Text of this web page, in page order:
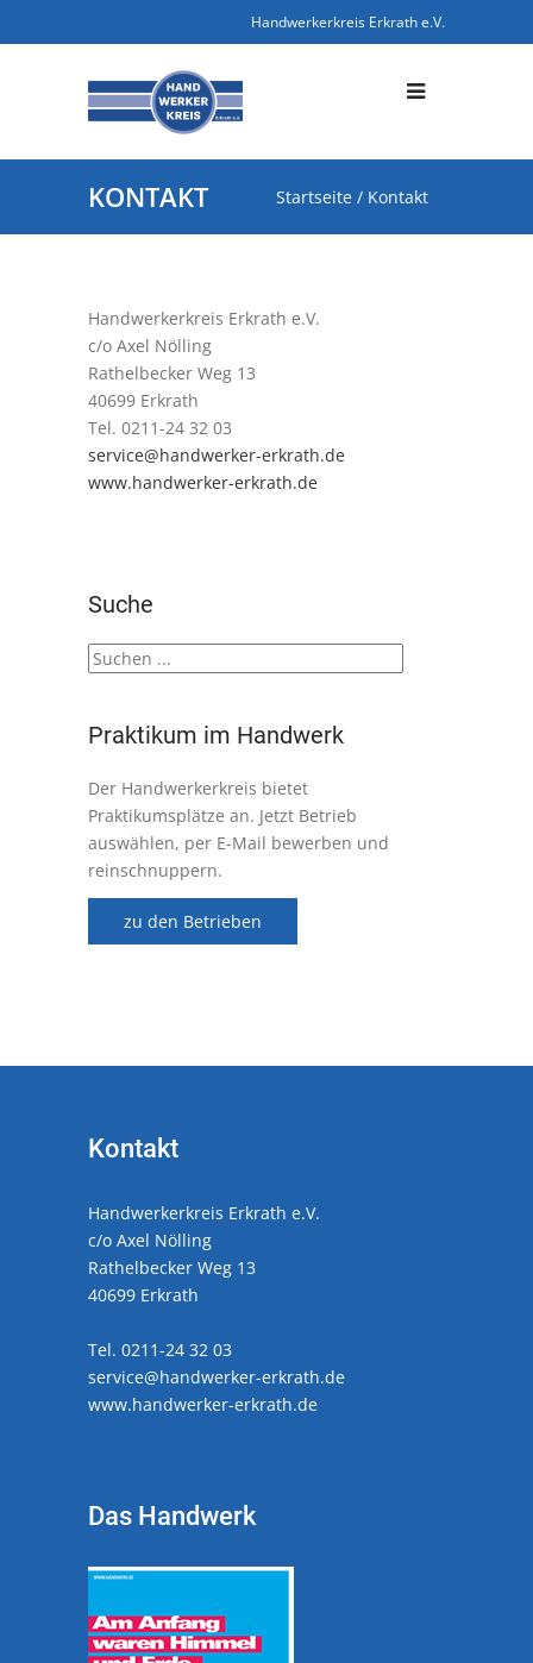
Handwerkerkreis Erkrath e.V.
KONTAKT Startseite / Kontakt
Handwerkerkreis Erkrath e.V.
c/o Axel Nölling
Rathelbecker Weg 13
40699 Erkrath
Tel. 0211-24 32 03
service@handwerker-erkrath.de
www.handwerker-erkrath.de
Suche
Praktikum im Handwerk
Der Handwerkerkreis bietet
Praktikumsplätze an. Jetzt Betrieb
auswählen, per E-Mail bewerben und
reinschnuppern.
zu den Betrieben
Kontakt
Handwerkerkreis Erkrath e.V.
c/o Axel Nölling
Rathelbecker Weg 13
40699 Erkrath
Tel. 0211-24 32 03
service@handwerker-erkrath.de
www.handwerker-erkrath.de
Das Handwerk